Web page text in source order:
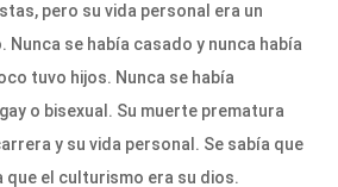
pero su vida personal era un
se había casado y nunca había
tuvo hijos. Nunca se había
o bisexual. Su muerte prematura
y su vida personal. Se sabía que
que el culturismo era su dios.